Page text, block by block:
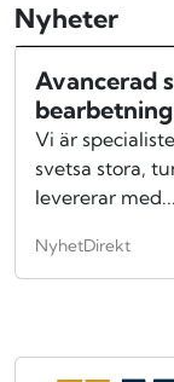
Nyheter
Avancerad
Vi är
svetsa stora,
levererar med...
NyhetDirekt